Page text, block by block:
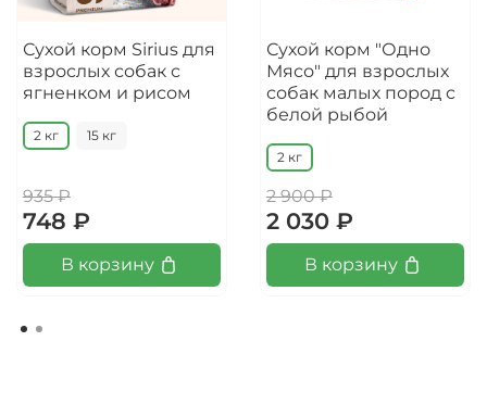
Сухой корм Sirius для
взрослых собак с
ягненком и рисом
2 кг 15 кг
935 ₽
748 ₽
В корзину
Сухой корм "Одно
Мясо" для взрослых
собак малых пород с
белой рыбой
2 кг
2 900 ₽
2 030 ₽
В корзину